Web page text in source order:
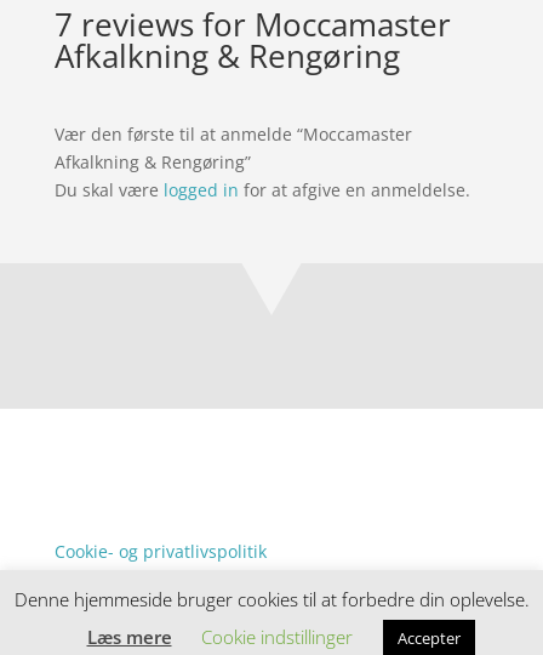
7 reviews for Moccamaster
Afkalkning & Rengøring
Vær den første til at anmelde “Moccamaster
Afkalkning & Rengøring”
Du skal være logged in for at afgive en anmeldelse.
Cookie- og privatlivspolitik
Denne hjemmeside samler et bredt udvalg af
spændende varer. Siden er et affiiliatesite, og nogle
Denne hjemmeside bruger cookies til at forbedre din oplevelse.
Læs mere
Cookie indstillinger Accepter